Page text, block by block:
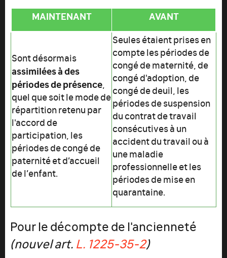
MAINTENANT AVANT
Sont désormais
assimilées à des
périodes de présence,
quel que soit le mode de
répartition retenu par
l'accord de
participation, les
périodes de congé de
paternité et d’accueil
de l’enfant.
Seules étaient prises en
compte les périodes de
congé de maternité, de
congé d'adoption, de
congé de deuil, les
périodes de suspension
du contrat de travail
consécutives à un
accident du travail ou à
une maladie
professionnelle et les
périodes de mise en
quarantaine.
Pour le décompte de l'ancienneté
(nouvel art. L. 1225‑35‑2)